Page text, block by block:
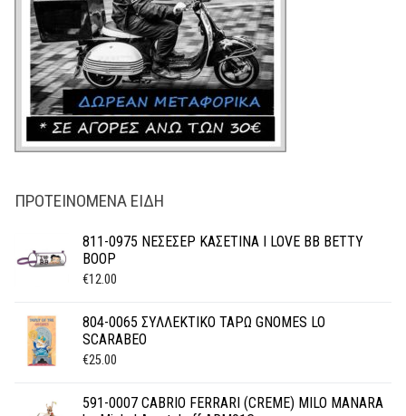
ΠΡΟΤΕΙΝΌΜΕΝΑ ΕΊΔΗ
811-0975 ΝΕΣΕΣΕΡ ΚΑΣΕΤΙΝΑ I LOVE BΒ BETTY
BOOP
€12.00
804-0065 ΣΥΛΛΕΚΤΙΚΟ ΤΑΡΩ GNOMES LO
SCARABEO
€25.00
591-0007 CABRIO FERRARI (CREME) MILO MANARA